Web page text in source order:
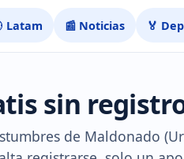
Latam 📰 Noticias 🏅
sin
de Maldonado